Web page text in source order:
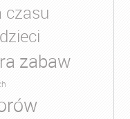
czasu
zabaw